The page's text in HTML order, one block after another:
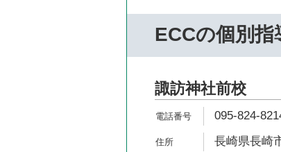
ECCの個別
諏訪神社前校
095-824-
長崎県長崎